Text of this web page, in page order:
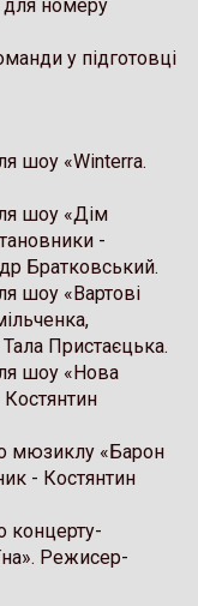
для номеру
у підготовці
шоу «Winterra.
шоу «Дім
-
Братковський.
шоу «Вартові
Пристаєцька.
шоу «Нова
мюзиклу «Барон
- Костянтин
концерту-
Режисер-